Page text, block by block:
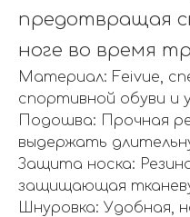
предотвращая
ноге во время
Материал: Feivue,
спортивной обуви и
Подошва: Прочная
выдержать
Защита носка:
защищающая
Шнуровка: Удобная,